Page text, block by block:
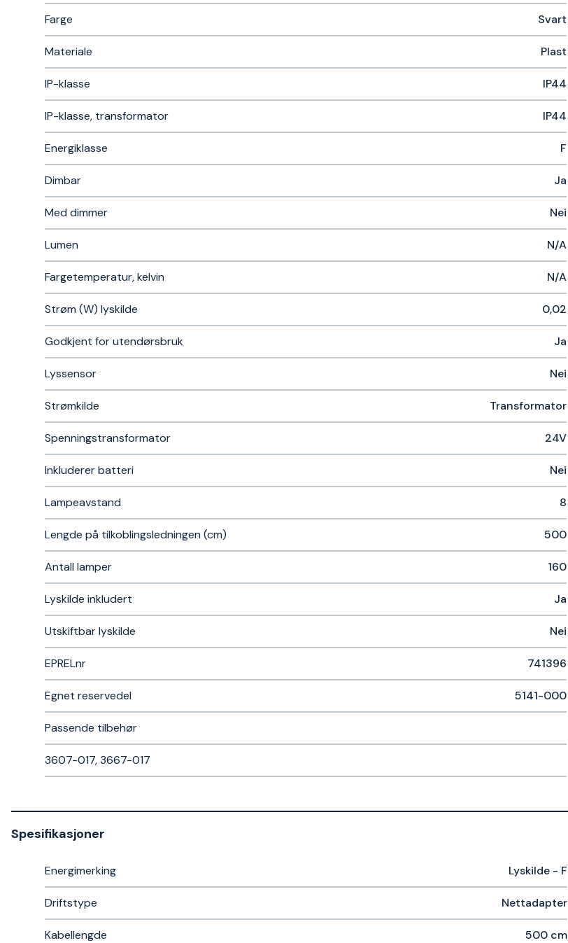
Farge Svart
Materiale Plast
IP-klasse IP44
IP-klasse, transformator IP44
Energiklasse F
Dimbar Ja
Med dimmer Nei
Lumen N/A
Fargetemperatur, kelvin N/A
Strøm (W) lyskilde 0,02
Godkjent for utendørsbruk Ja
Lyssensor Nei
Strømkilde Transformator
Spenningstransformator 24V
Inkluderer batteri Nei
Lampeavstand 8
Lengde på tilkoblingsledningen (cm) 500
Antall lamper 160
Lyskilde inkludert Ja
Utskiftbar lyskilde Nei
EPRELnr 741396
Egnet reservedel 5141-000
Passende tilbehør
3607-017, 3667-017
Spesifikasjoner
Energimerking Lyskilde - F
Driftstype Nettadapter
Kabellengde 500 cm